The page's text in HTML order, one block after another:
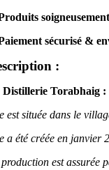
sécurisé &
:
Distillerie Torabhaig :
est située dans le
a été créée en janvier
est assurée